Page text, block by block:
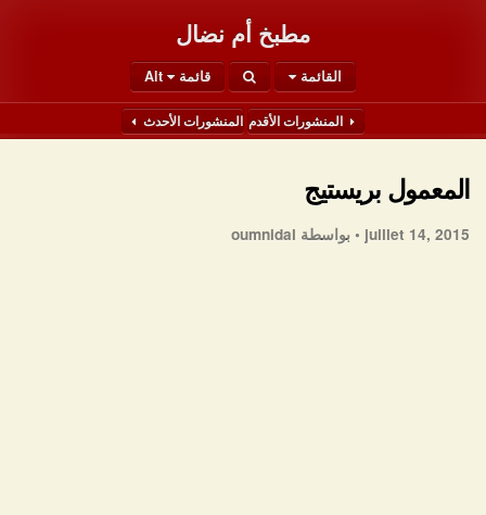
مطبخ أم نضال
القائمة قائمة Alt
المنشورات الأقدم المنشورات الأحدث
المعمول بريستيج
juillet 14, 2015 • بواسطة oumnidal